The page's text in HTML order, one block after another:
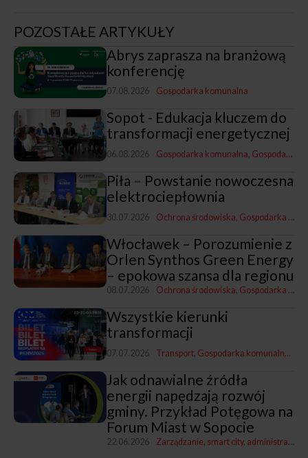
POZOSTAŁE ARTYKUŁY
Abrys zaprasza na branżową
konferencję
07.08.2026 Gospodarka komunalna
Sopot - Edukacja kluczem do
transformacji energetycznej
06.08.2026 Gospodarka komunalna Gospodarka i promocja
Piła – Powstanie nowoczesna
elektrociepłownia
30.07.2026 Ochrona środowiska Gospodarka komunalna
Włocławek – Porozumienie z
Orlen Synthos Green Energy
– epokowa szansa dla regionu
08.07.2026 Ochrona środowiska Gospodarka komunalna
Wszystkie kierunki
transformacji
07.07.2026 Transport Gospodarka komunalna
Jak odnawialne źródła
energii napędzają rozwój
gminy. Przykład Potęgowa na
Forum Miast w Sopocie
22.06.2026 Zarządzanie, smart city, administracja